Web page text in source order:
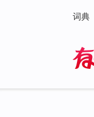
词典